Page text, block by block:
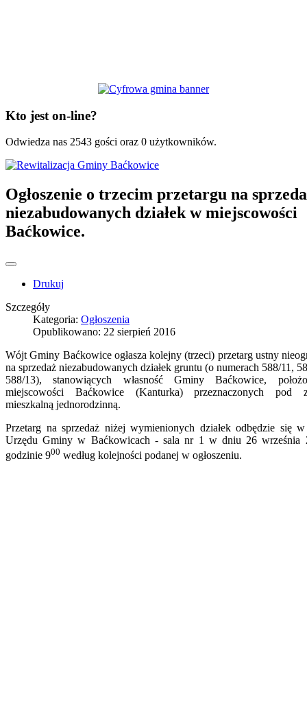
Kto jest on-line?
Odwiedza nas 2543 gości oraz 0 użytkowników.
Ogłoszenie o trzecim przetargu na
niezabudowanych działek w miejscowości
Baćkowice.
Drukuj
Szczegóły
Kategoria: Ogłoszenia
Opublikowano: 22 sierpień 2016
Wójt Gminy Baćkowice ogłasza kolejny (trzeci) przetarg ustny
na sprzedaż niezabudowanych działek gruntu (o numerach 588/11,
588/13), stanowiących własność Gminy Baćkowice,
miejscowości Baćkowice (Kanturka) przeznaczonych pod
mieszkalną jednorodzinną.
Przetarg na sprzedaż niżej wymienionych działek odbędzie się
Urzędu Gminy w Baćkowicach - sala nr 1 w dniu 26 września
godzinie 900 według kolejności podanej w ogłoszeniu.